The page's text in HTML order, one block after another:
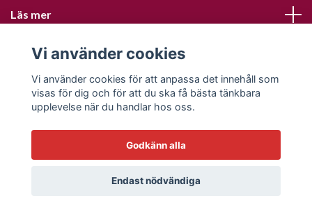
Läs mer
Sociala medier
© 2026 Sofias PysselParadis
Vi använder cookies
Vi använder cookies för att anpassa det innehåll som
visas för dig och för att du ska få bästa tänkbara
upplevelse när du handlar hos oss.
Godkänn alla
Endast nödvändiga